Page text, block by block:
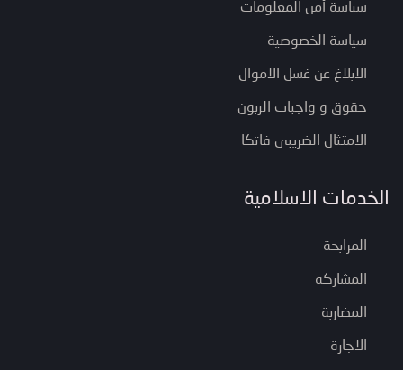
سياسة أمن المعلومات
سياسة الخصوصية
الابلاغ عن غسل الاموال
حقوق و واجبات الزبون
الامتثال الضريبي فاتكا
الخدمات الاسلامية
المرابحة
المشاركة
المضاربة
الاجارة